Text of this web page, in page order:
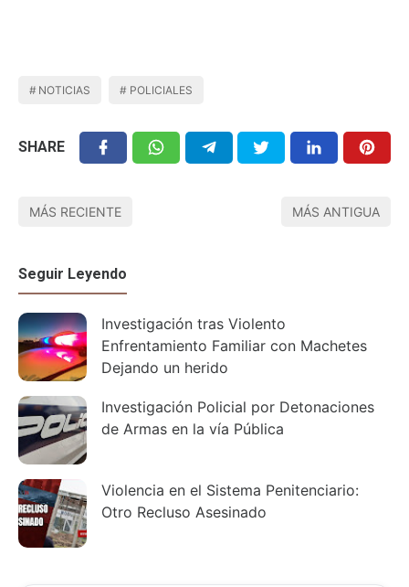
NOTICIAS POLICIALES
SHARE
MÁS RECIENTE MÁS ANTIGUA
Seguir Leyendo
Investigación tras Violento
Enfrentamiento Familiar con Machetes
Dejando un herido
Investigación Policial por Detonaciones
de Armas en la vía Pública
Violencia en el Sistema Penitenciario:
Otro Recluso Asesinado